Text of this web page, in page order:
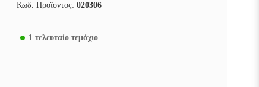
Κωδ. Προϊόντος:020306
1 τελευταίο τεμάχιο